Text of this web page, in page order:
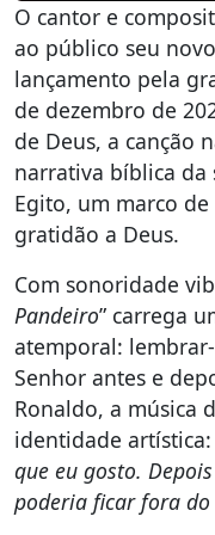
O cantor e
ao público seu novo
lançamento pela
de dezembro de
de Deus, a canção
narrativa bíblica
Egito, um marco
gratidão a Deus.
Com sonoridade
Pandeiro” carrega
atemporal:
Senhor antes e
Ronaldo, a música
identidade artística:
que eu gosto.
poderia ficar fora